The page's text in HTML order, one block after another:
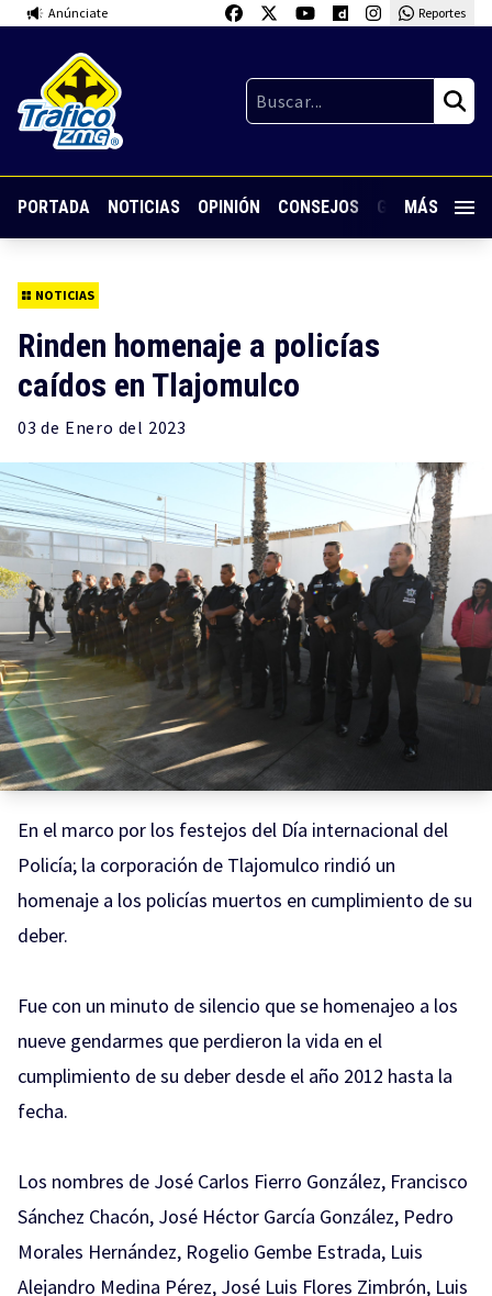
Anúnciate Reportes
PORTADA NOTICIAS OPINIÓN CONSEJOS GUARDIA
MÁS
NOTICIAS
Rinden homenaje a policías
caídos en Tlajomulco
03 de Enero del 2023
En el marco por los festejos del Día internacional del
Policía; la corporación de Tlajomulco rindió un
homenaje a los policías muertos en cumplimiento de su
deber.
Fue con un minuto de silencio que se homenajeo a los
nueve gendarmes que perdieron la vida en el
cumplimiento de su deber desde el año 2012 hasta la
fecha.
Los nombres de José Carlos Fierro González, Francisco
Sánchez Chacón, José Héctor García González, Pedro
Morales Hernández, Rogelio Gembe Estrada, Luis
Alejandro Medina Pérez, José Luis Flores Zimbrón, Luis